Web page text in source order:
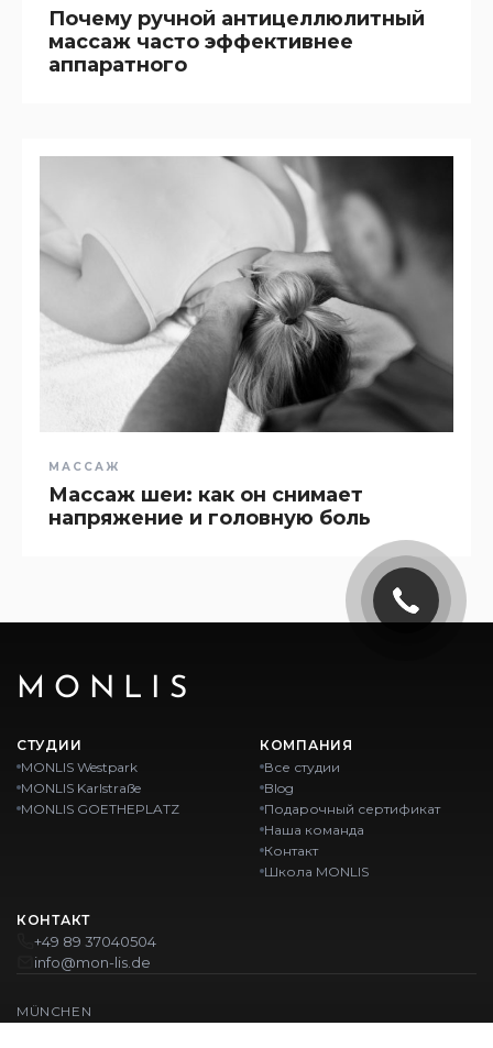
Почему ручной антицеллюлитный
массаж часто эффективнее
аппаратного
МАССАЖ
Массаж шеи: как он снимает
напряжение и головную боль
MONLIS
СТУДИИ
MONLIS Westpark
MONLIS Karlstraße
MONLIS GOETHEPLATZ
КОМПАНИЯ
Все студии
Blog
Подарочный сертификат
Наша команда
Контакт
Школа MONLIS
КОНТАКТ
+49 89 37040504
info@mon-lis.de
MÜNCHEN